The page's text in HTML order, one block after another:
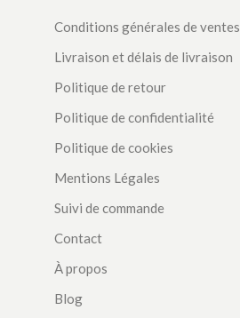
Conditions générales de ventes
Livraison et délais de livraison
Politique de retour
Politique de confidentialité
Politique de cookies
Mentions Légales
Suivi de commande
Contact
À propos
Blog